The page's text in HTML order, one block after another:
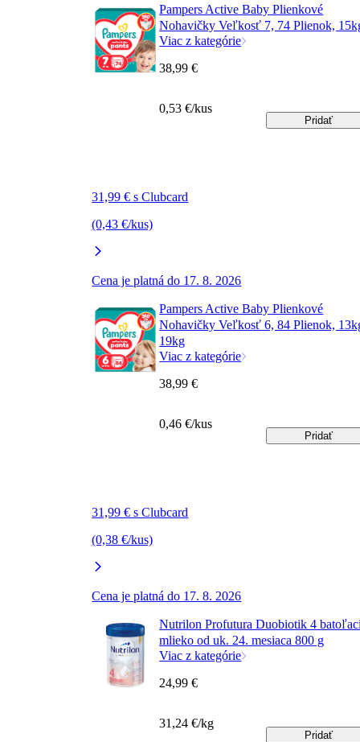
Pampers Active Baby Plienkové
Nohavičky Veľkosť 7, 74 Plienok,
Viac z kategórie
31,99 € s Clubcard
(0,43 €/kus)
Cena je platná do 17. 8. 2026
38,99 €
0,53 €/kus
Pridať
Pampers Active Baby Plienkové
Nohavičky Veľkosť 6, 84 Plienok,
19kg
Viac z kategórie
31,99 € s Clubcard
(0,38 €/kus)
Cena je platná do 17. 8. 2026
38,99 €
0,46 €/kus
Pridať
Nutrilon Profutura Duobiotik 4
mlieko od uk. 24. mesiaca 800 g
Viac z kategórie
24,99 €
31,24 €/kg
Pridať